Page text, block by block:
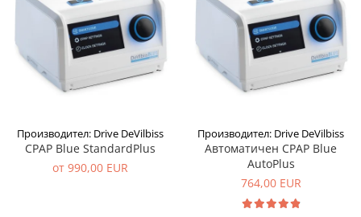
Производител: Drive DeVilbiss
CPAP Blue StandardPlus
от 990,00 EUR
Производител: Drive DeVilbiss
Автоматичен CPAP Blue
AutoPlus
764,00 EUR